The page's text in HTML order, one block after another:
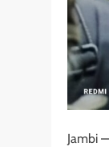
Jambi